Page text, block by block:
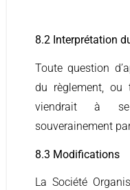
8.2 Interprétation
Toute question
du règlement, ou
viendrait à
souverainement
8.3 Modifications
La Société